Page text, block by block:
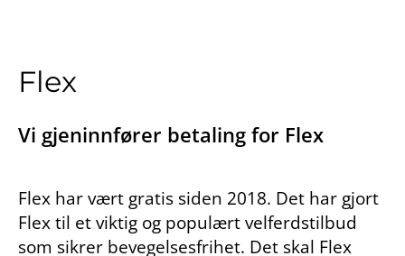
Flex
Vi gjeninnfører betaling for Flex
Flex har vært gratis siden 2018. Det har gjort
Flex til et viktig og populært velferdstilbud
som sikrer bevegelsesfrihet. Det skal Flex